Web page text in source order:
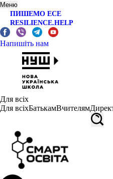
Меню
ПИШЕМО ЕСЕ
RESILIENCE.HELP
Напишіть нам
Для всіх
Для всіхБатькамВчителям